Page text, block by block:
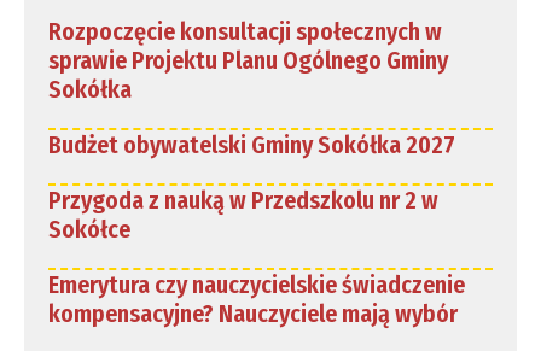
Rozpoczęcie konsultacji społecznych w
sprawie Projektu Planu Ogólnego Gminy
Sokółka
Budżet obywatelski Gminy Sokółka 2027
Przygoda z nauką w Przedszkolu nr 2 w
Sokółce
Emerytura czy nauczycielskie świadczenie
kompensacyjne? Nauczyciele mają wybór